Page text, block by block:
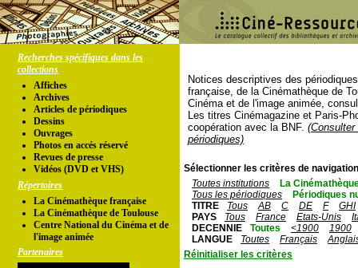
Recherches spécifiques dans les
collections
Affiches
Archives
Articles de périodiques
Dessins
Ouvrages
Photos en accés réservé
Revues de presse
Vidéos (DVD et VHS)
Répertoires
La Cinémathèque française
La Cinémathèque de Toulouse
Centre National du Cinéma et de
l'image animée
Partenaires
Notices descriptives des
française, de la Cinémathèque de
Cinéma et de l'image animée,
Les titres Cinémagazine et Paris-
coopération avec la BNF.
périodiques)
Sélectionner les critères de
Toutes institutions
La
Tous les périodiques
Périodiques
TITRE
Tous AB C DE F
GHI
PAYS
Tous France Etats-Unis
DECENNIE
Toutes <1900
1900
LANGUE
Toutes Français
Réinitialiser les critères